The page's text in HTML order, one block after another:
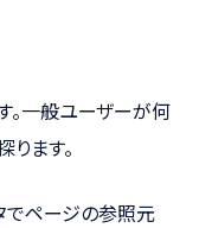
。一般ユーザーが何
ます。
でページの参照元